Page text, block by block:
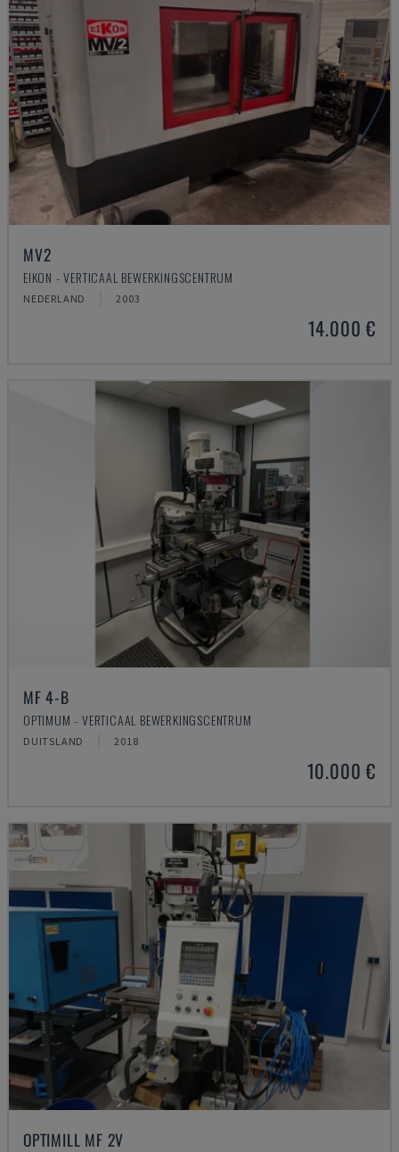
MV2
EIKON - VERTICAAL BEWERKINGSCENTRUM
NEDERLAND 2003
14.000 €
MF 4-B
OPTIMUM - VERTICAAL BEWERKINGSCENTRUM
DUITSLAND 2018
10.000 €
OPTIMILL MF 2V